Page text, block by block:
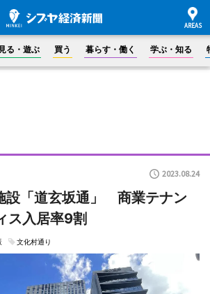
見る・遊ぶ 買う 暮らす・働く 学ぶ・知る
2023.08.24
設「道玄坂通」 商業テナン
ス入居率9割
文化村通り